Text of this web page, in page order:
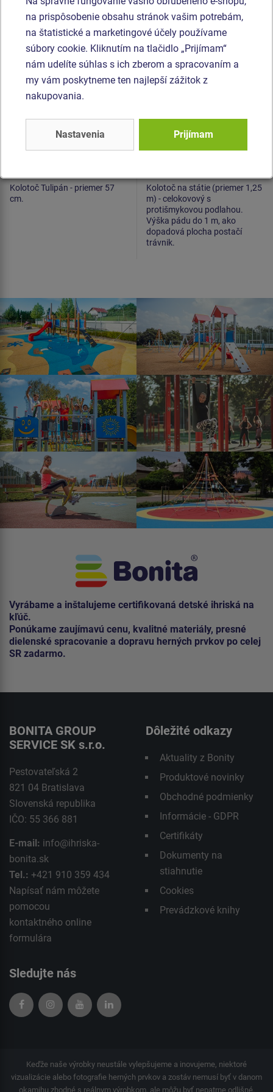
Kolotoč Tulipán
(priemer 0,57 m)
Kolotoč Tulipán - priemer 57
cm.
Kolotoč na státie
KON0005 (priemer 1,25
m) - celokovový
Kolotoč na státie (priemer 1,25
m) - celokovový s
protišmykovou podlahou.
Výška pádu do 1 m, ako
dopadová plocha postačí
trávnik.
Vyrábame a inštalujeme certifikovaná detské ihriská na
kľúč.
Ponúkame zaujímavú cenu, kvalitné materiály, presné
dielenské spracovanie a dopravu herných prvkov po celej
SR zadarmo.
BONITA GROUP
SERVICE SK s.r.o.
Pestovateľská 2
821 04 Bratislava
Slovenská republika
IČO: 55 366 881
E-mail: info@ihriska-
bonita.sk
Tel.: +421 910 359 434
Napísať nám môžete
pomocou
kontaktného online
formulára
Dôležité odkazy
Aktuality z Bonity
Produktové novinky
Obchodné podmienky
Informácie - GDPR
Certifikáty
Dokumenty na
stiahnutie
Cookies
Prevádzkové knihy
Sledujte nás
Keďže naše výrobky neustále vylepšujeme a inovujeme, niektoré
vizualizácie alebo fotografie herných prvkov a zostáv nemusí byť v danom
okamihu zhodné s reálnym výrobkom, ale môžu byť nepatrne odlišné.
na prispôsobenie obsahu stránok vašim potrebám,
na štatistické a marketingové účely používame
súbory cookie. Kliknutím na tlačidlo „Prijímam“
nám udelíte súhlas s ich zberom a spracovaním a
my vám poskytneme ten najlepší zážitok z
nakupovania.
Nastavenia Prijímam